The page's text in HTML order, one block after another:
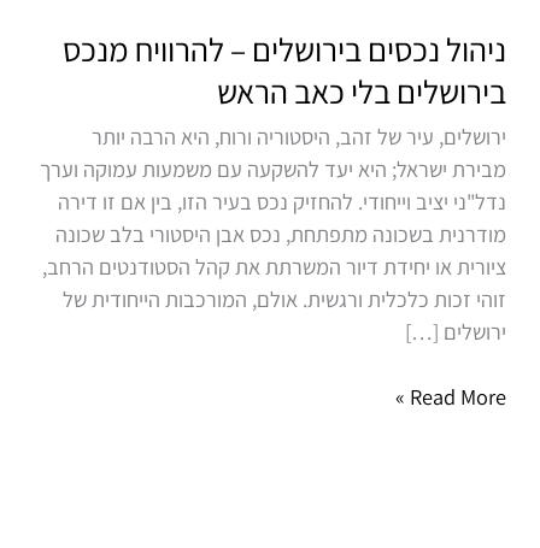
ניהול נכסים בירושלים – להרוויח מנכס
בירושלים בלי כאב הראש
ירושלים, עיר של זהב, היסטוריה ורוח, היא הרבה יותר
מבירת ישראל; היא יעד להשקעה עם משמעות עמוקה וערך
נדל"ני יציב וייחודי. להחזיק נכס בעיר הזו, בין אם זו דירה
מודרנית בשכונה מתפתחת, נכס אבן היסטורי בלב שכונה
ציורית או יחידת דיור המשרתת את קהל הסטודנטים הרחב,
זוהי זכות כלכלית ורגשית. אולם, המורכבות הייחודית של
ירושלים […]
בירושלים
להרוויח
מנכס
בירושלים
בלי
כאב
הראש
Read More »